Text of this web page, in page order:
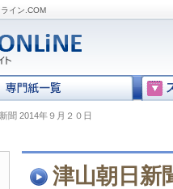
イン.COM
聞 2014年９月２０日
津山朝日新